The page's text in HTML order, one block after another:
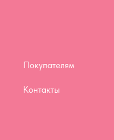
Контакты
Покупателям